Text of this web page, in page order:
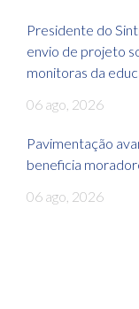
Presidente do
envio de projeto
monitoras da
06 ago, 2026
Pavimentação
beneficia
06 ago, 2026